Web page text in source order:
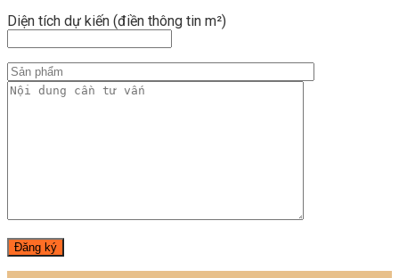
Diện tích dự kiến (điền thông tin m²)